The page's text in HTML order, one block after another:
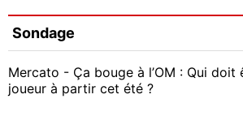
Sondage
Mercato - Ça bouge à l’OM : Qui doit
joueur à partir cet été ?